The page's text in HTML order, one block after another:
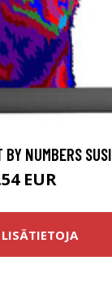
BY NUMBERS SUSI
EUR
LISÄTIETOJA